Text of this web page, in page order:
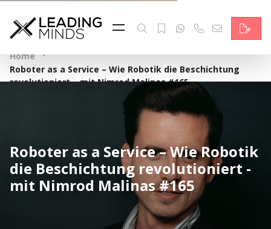
Feed
Reading Minds
Topics
Services
Who we are
Contact
Deutsch
Home ·
Roboter as a Service – Wie Robotik die Beschichtung
revolutioniert – mit Nimrod Malinas #165
Roboter as a Service – Wie Robotik
die Beschichtung revolutioniert -
mit Nimrod Malinas #165